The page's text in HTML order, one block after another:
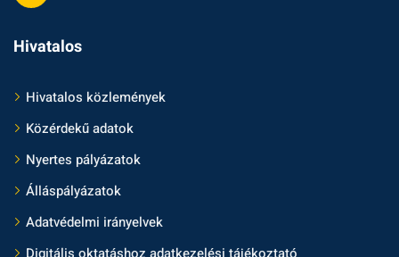
Hivatalos
Hivatalos közlemények
Közérdekű adatok
Nyertes pályázatok
Álláspályázatok
Adatvédelmi irányelvek